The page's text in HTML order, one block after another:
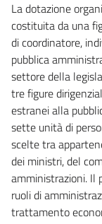
La dotazione
costituita da una
di coordinatore,
pubblica
settore della
tre figure
estranei alla
sette unità di
scelte tra
dei ministri, del
amministrazioni. Il
ruoli di
trattamento